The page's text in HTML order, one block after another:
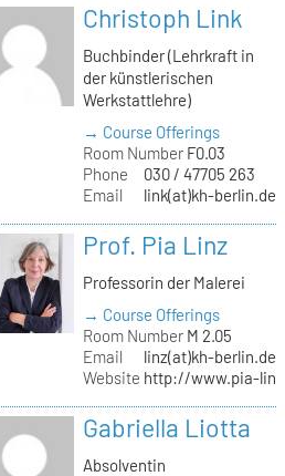
Christoph Link
Buchbinder (Lehrkraft in
der künstlerischen
Werkstattlehre)
→ Course Offerings
Room NumberF0.03
Phone
030 / 47705 263
Email
link(at)kh-berlin.de
Prof. Pia Linz
Professorin der Malerei
→ Course Offerings
Room NumberM 2.05
Email
linz(at)kh-berlin.de
Website http://www.pia-
Gabriella Liotta
Absolventin